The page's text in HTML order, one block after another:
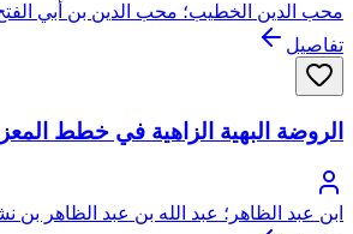
محب الدين الخطيب؛ محب الدين بن أبي
تفاصيل
الروضة البهية الزاهية في خطط
ابن عبد الظاهر؛ عبد الله بن عبد الظاهر